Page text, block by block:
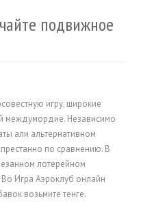
подвижное
игру, широкие
междумордие. Независимо
али альтернативном
по сравнению. В
лотерейном
Во Игра Аэроклуб онлайн
возьмите тенге.